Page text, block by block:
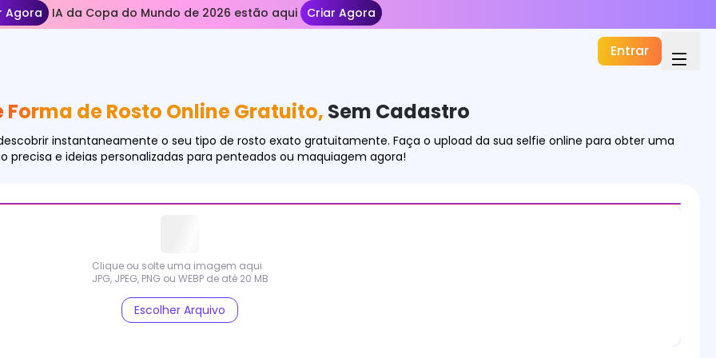
Agorade IA da Copa do Mundo de 2026 estão aqui Criar Agora
Entrar
Forma de Rosto Online Gratuito, Sem Cadastro
instantaneamente o seu tipo de rosto exato gratuitamente. Faça o upload da sua selfie online para obter uma
precisa e ideias personalizadas para penteados ou maquiagem agora!
Clique ou solte uma imagem aqui
JPG, JPEG, PNG ou WEBP de até 20 MB
Escolher Arquivo